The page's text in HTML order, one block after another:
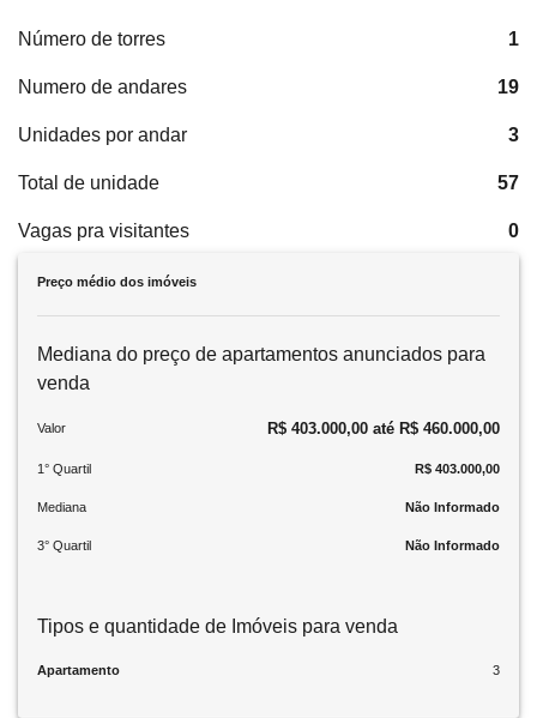
Número de torres 1
Numero de andares 19
Unidades por andar 3
Total de unidade 57
Vagas pra visitantes 0
Preço médio dos imóveis
Mediana do preço de apartamentos anunciados para
venda
Valor R$ 403.000,00 até R$ 460.000,00
1° Quartil R$ 403.000,00
Mediana Não Informado
3° Quartil Não Informado
Tipos e quantidade de Imóveis para venda
Apartamento 3